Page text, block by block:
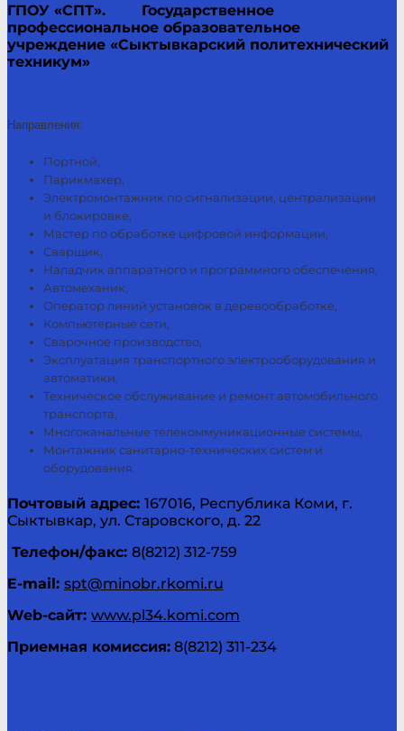
ГПОУ «СПТ». Государственное
профессиональное образовательное
учреждение «Сыктывкарский политехнический
техникум»
Направления:
Портной,
Парикмахер,
Электромонтажник по сигнализации, централизации
и блокировке,
Мастер по обработке цифровой информации,
Сварщик,
Наладчик аппаратного и программного обеспечения,
Автомеханик,
Оператор линий установок в деревообработке,
Компьютерные сети,
Сварочное производство,
Эксплуатация транспортного электрооборудования и
автоматики,
Техническое обслуживание и ремонт автомобильного
транспорта,
Многоканальные телекоммуникационные системы,
Монтажник санитарно-технических систем и
оборудования.
Почтовый адрес: 167016, Республика Коми, г.
Сыктывкар, ул. Старовского, д. 22
Телефон/факс: 8(8212) 312-759
E-mail: spt@minobr.rkomi.ru
Web-сайт: www.pl34.komi.com
Приемная комиссия: 8(8212) 311-234